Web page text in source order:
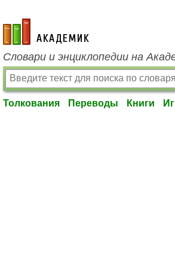
academic.ru
Словари и энциклопедии на
Толкования Переводы Книги